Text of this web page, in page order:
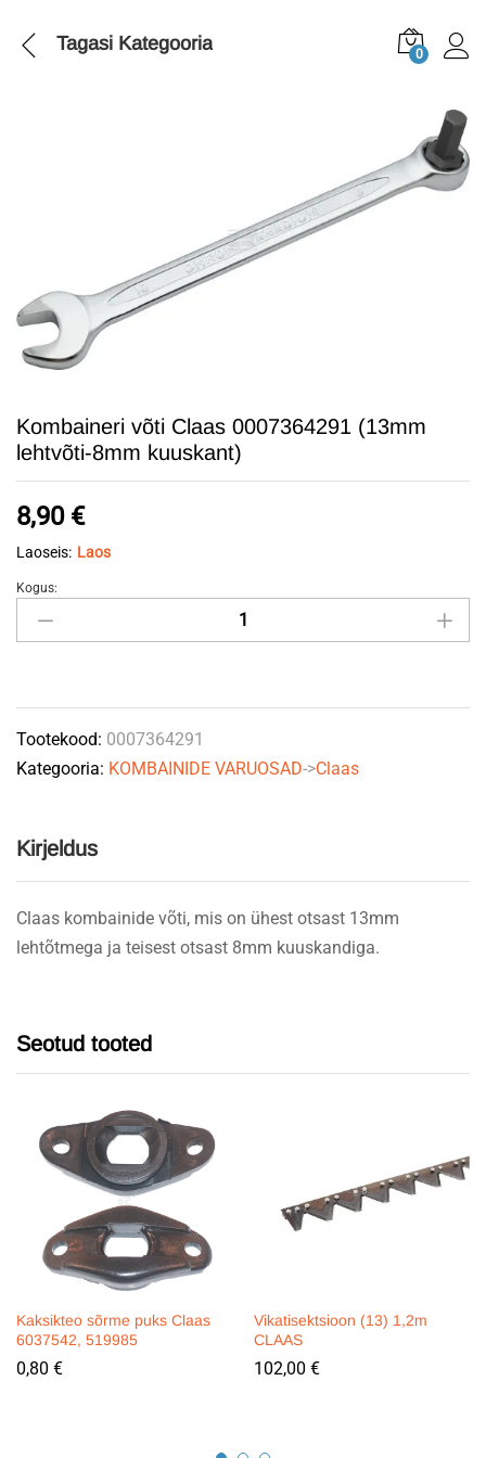
Tagasi Kategooria 0
Kombaineri võti Claas 0007364291 (13mm
lehtvõti-8mm kuuskant)
8,90 €
Laoseis: Laos
Kombaineri
võti
(13mm
lehtvõti-
8mm
Kogus:
Tootekood: 0007364291
Kategooria: KOMBAINIDE VARUOSAD->Claas
Kirjeldus
Claas kombainide võti, mis on ühest otsast 13mm
lehtõtmega ja teisest otsast 8mm kuuskandiga.
Seotud tooted
Kaksikteo sõrme puks Claas
6037542, 519985
0,80 €
Vikatisektsioon (13) 1,2m
CLAAS
102,00 €